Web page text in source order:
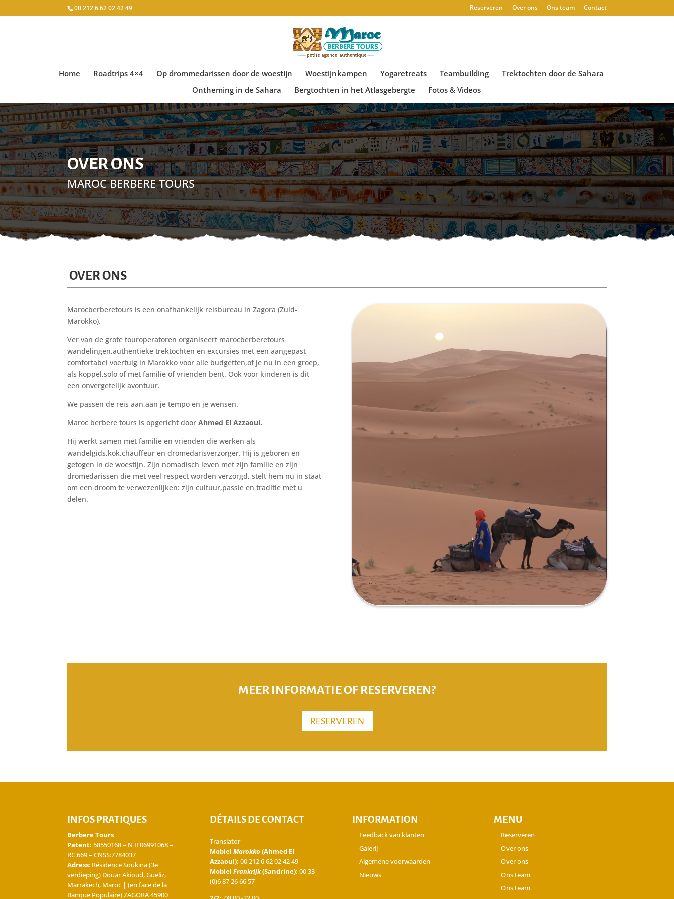
00 212 6 62 02 42 49 Reserveren Over ons Ons team Contact
Home Roadtrips 4×4 Op drommedarissen door de woestijn Woestijnkampen Yogaretreats Teambuilding
Trektochten door de Sahara
Ontheming in de Sahara
Bergtochten in het Atlasgebergte Fotos & Videos
OVER ONS
MAROC BERBERE TOURS
OVER ONS
Marocberberetours is een onafhankelijk reisbureau in Zagora (Zuid-
Marokko).
Ver van de grote touroperatoren organiseert marocberberetours
wandelingen,authentieke trektochten en excursies met een aangepast
comfortabel voertuig in Marokko voor alle budgetten,of je nu in een groep,
als koppel,solo of met familie of vrienden bent. Ook voor kinderen is dit
een onvergetelijk avontuur.
We passen de reis aan,aan je tempo en je wensen.
Maroc berbere tours is opgericht doorAhmed El Azzaoui.
Hij werkt samen met familie en vrienden die werken als
wandelgids,kok,chauffeur en dromedarisverzorger. Hij is geboren en
getogen in de woestijn. Zijn nomadisch leven met zijn familie en zijn
dromedarissen die met veel respect worden verzorgd, stelt hem nu in staat
om een droom te verwezenlijken: zijn cultuur,passie en traditie met u
delen.
MEER INFORMATIE OF RESERVEREN?
RESERVEREN
INFOS PRATIQUES
Berbere Tours
Patent: 58550168 – N IF06991068 –
RC:669 – CNSS:7784037
Adress: Résidence Soukina (3e
verdieping) Douar Akioud, Gueliz,
Marrakech, Maroc | (en face de la
Banque Populaire) ZAGORA 45900
DÉTAILS DE CONTACT
Translator
Mobiel Marokko (Ahmed El
Azzaoui): 00 212 6 62 02 42 49
Mobiel Frankrijk(Sandrine): 00 33
(0)6 87 26 66 57
INFORMATION
Feedback van klanten
Galerij
Algemene voorwaarden
Nieuws
MENU
Reserveren
Over ons
Over ons
Ons team
Ons team